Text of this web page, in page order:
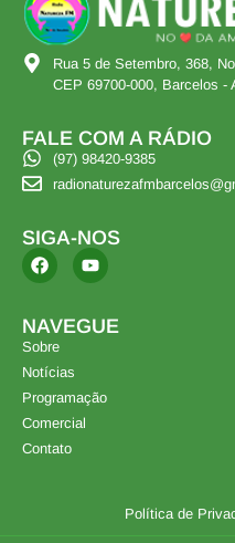
Rua 5 de Setembro, 368,
CEP 69700-000, Barcelos -
FALE COM A RÁDIO
(97) 98420-9385
SIGA-NOS
NAVEGUE
Sobre
Notícias
Programação
Comercial
Contato
Política de